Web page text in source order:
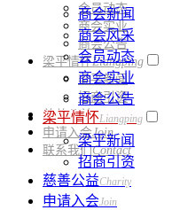
会员动态
商会实业
商会公告
梁平情怀Liangping
梁平新闻
招商引资
慈善公益Charity
申请入会Join
联系我们Contact
商会新闻
商会风采
会员动态
商会实业
商会公告
梁平情怀Liangping
梁平新闻
招商引资
慈善公益Charity
申请入会Join